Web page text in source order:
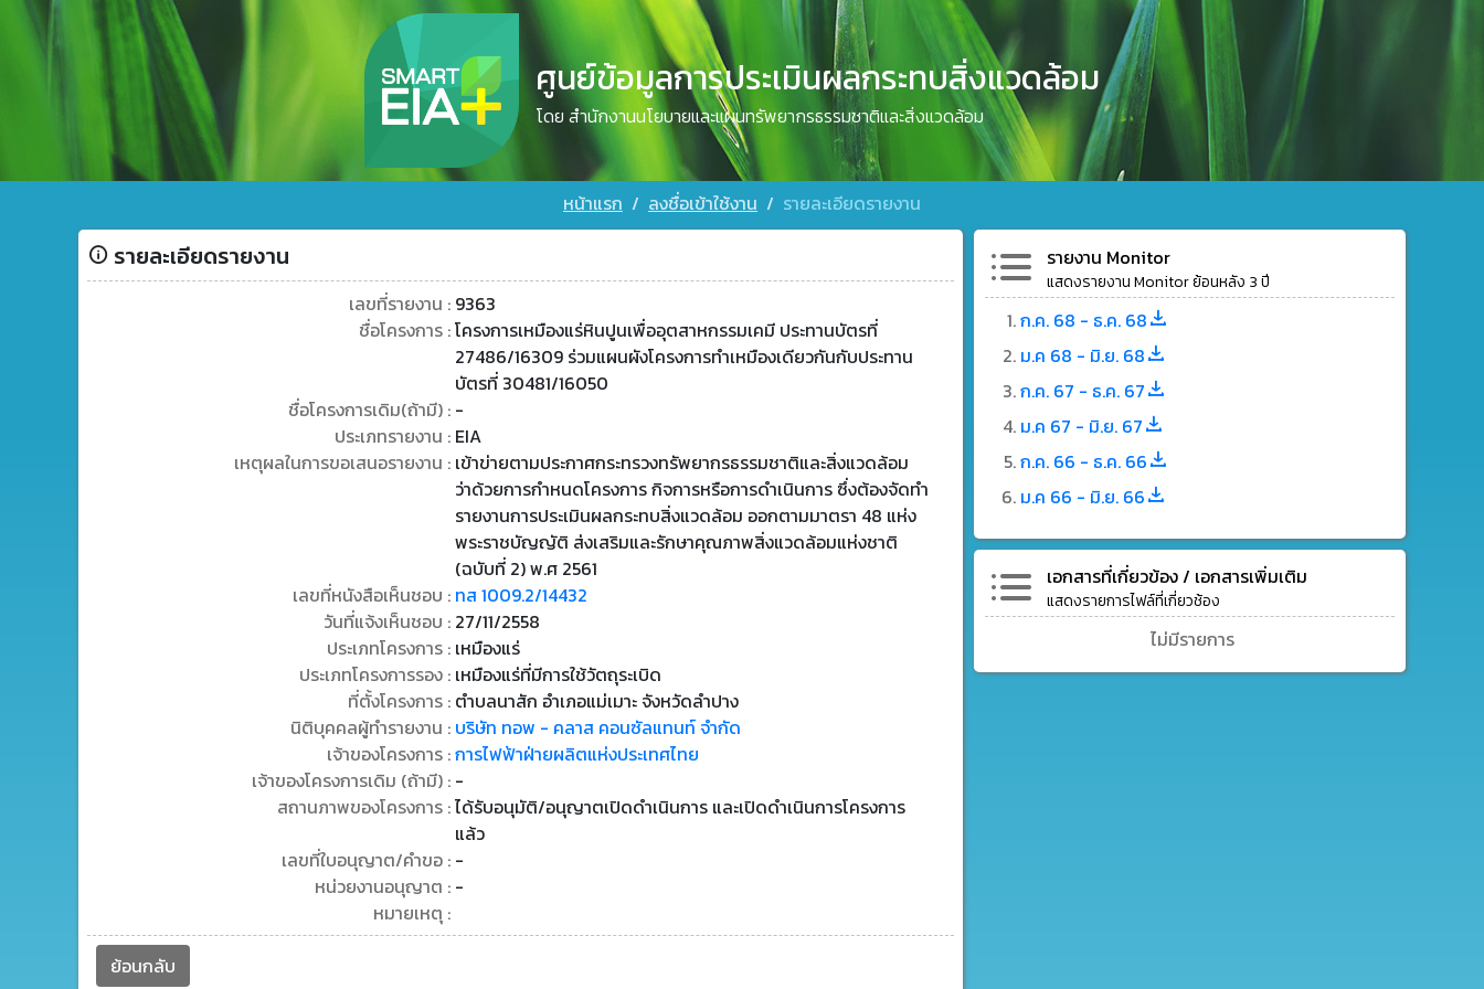
ศูนย์ข้อมูลการประเมินผลกระทบสิ่งแวดล้อม
โดย สำนักงานนโยบายและแผนทรัพยากรธรรมชาติและสิ่งแวดล้อม
หน้าแรก ลงชื่อเข้าใช้งาน รายละเอียดรายงาน
รายละเอียดรายงาน
เลขที่รายงาน : 9363
ชื่อโครงการ :โครงการเหมืองแร่หินปูนเพื่ออุตสาหกรรมเคมี ประทานบัตรที่
27486/16309 ร่วมแผนผังโครงการทำเหมืองเดียวกันกับประทาน
บัตรที่ 30481/16050
ชื่อโครงการเดิม(ถ้ามี) : -
ประเภทรายงาน : EIA
เหตุผลในการขอเสนอรายงาน : เข้าข่ายตามประกาศกระทรวงทรัพยากรธรรมชาติและสิ่งแวดล้อม
ว่าด้วยการกำหนดโครงการ กิจการหรือการดำเนินการ ซึ่งต้องจัดทำ
รายงานการประเมินผลกระทบสิ่งแวดล้อม ออกตามมาตรา 48 แห่ง
พระราชบัญญัติ ส่งเสริมและรักษาคุณภาพสิ่งแวดล้อมแห่งชาติ
(ฉบับที่ 2) พ.ศ 2561
เลขที่หนังสือเห็นชอบ : ทส 1009.2/14432
วันที่แจ้งเห็นชอบ : 27/11/2558
ประเภทโครงการ : เหมืองแร่
ประเภทโครงการรอง : เหมืองแร่ที่มีการใช้วัตถุระเบิด
ที่ตั้งโครงการ : ตำบลนาสัก อำเภอแม่เมาะ จังหวัดลำปาง
นิติบุคคลผู้ทำรายงาน : บริษัท ทอพ - คลาส คอนซัลแทนท์ จำกัด
เจ้าของโครงการ :การไฟฟ้าฝ่ายผลิตแห่งประเทศไทย
เจ้าของโครงการเดิม (ถ้ามี) : -
สถานภาพของโครงการ :ได้รับอนุมัติ/อนุญาตเปิดดำเนินการ และเปิดดำเนินการโครงการ
แล้ว
เลขที่ใบอนุญาต/คำขอ : -
หน่วยงานอนุญาต : -
หมายเหตุ :
ย้อนกลับ
รายงาน Monitor
แสดงรายงาน Monitor ย้อนหลัง 3 ปี
ก.ค. 68 - ธ.ค. 68
ม.ค 68 - มิ.ย. 68
ก.ค. 67 - ธ.ค. 67
ม.ค 67 - มิ.ย. 67
ก.ค. 66 - ธ.ค. 66
ม.ค 66 - มิ.ย. 66
เอกสารที่เกี่ยวข้อง / เอกสารเพิ่มเติม
แสดงรายการไฟล์ที่เกี่ยวช้อง
ไม่มีรายการ